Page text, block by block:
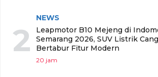
2
NEWS
Leapmotor B10 Mejeng di
Semarang 2026, SUV Listrik
Bertabur Fitur Modern
20 jam